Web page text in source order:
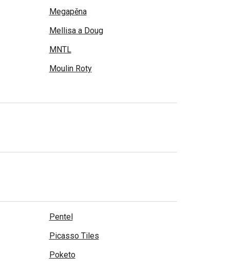
Megapěna
Mellisa a Doug
MNTL
Moulin Roty
Pentel
Picasso Tiles
Poketo